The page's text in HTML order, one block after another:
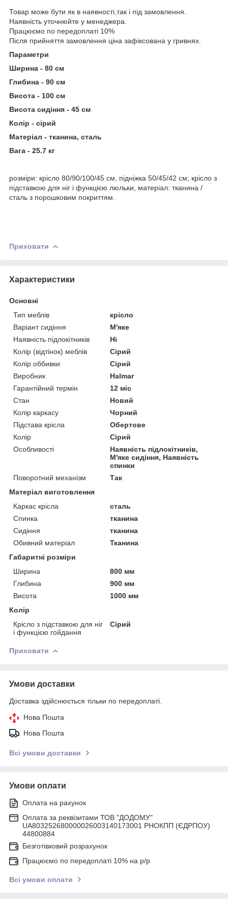
Товар може бути як в наявності,так і під замовлення.
Наявність уточнюйте у менеджера.
Працюємо по передоплаті 10%
Після прийняття замовлення ціна зафіксована у гривнях.
Параметри
Ширина - 80 см
Глибина - 90 см
Висота - 100 см
Висота сидіння - 45 см
Колір - сірий
Матеріал - тканина, сталь
Вага - 25.7 кг
розміри: крісло 80/90/100/45 см, підніжка 50/45/42 см; крісло з
підставкою для ніг і функцією люльки, матеріал: тканина /
сталь з порошковим покриттям.
Приховати
Характеристики
Основні
Тип меблів
крісло
Варіант сидіння
М'яке
Наявність підлокітників
Ні
Колір (відтінок) меблів
Сірий
Колір оббивки
Сірий
Виробник
Halmar
Гарантійний термін
12 міс
Стан
Новий
Колір каркасу
Чорний
Підстава крісла
Обертове
Колір
Сірий
Особливості
Наявність підлокітників,
М'яке сидіння, Наявність
спинки
Поворотний механізм
Так
Матеріал виготовлення
Каркас крісла
сталь
Спинка
тканина
Сидіння
тканина
Обивний матеріал
Тканина
Габаритні розміри
Ширина
800 мм
Глибина
900 мм
Висота
1000 мм
Колір
Крісло з підставкою для ніг
і функцією гойдання
Сірий
Приховати
Умови доставки
Доставка здійснюється тільки по передоплаті.
Нова Пошта
Нова Пошта
Всі умови доставки
Умови оплати
Оплата на рахунок
Оплата за реквізитами ТОВ "ДОДОМУ"
UA803252680000026003140173001 РНОКПП (ЄДРПОУ)
44800884
Безготівковий розрахунок
Працюємо по передоплаті 10% на р/р
Всі умови оплати